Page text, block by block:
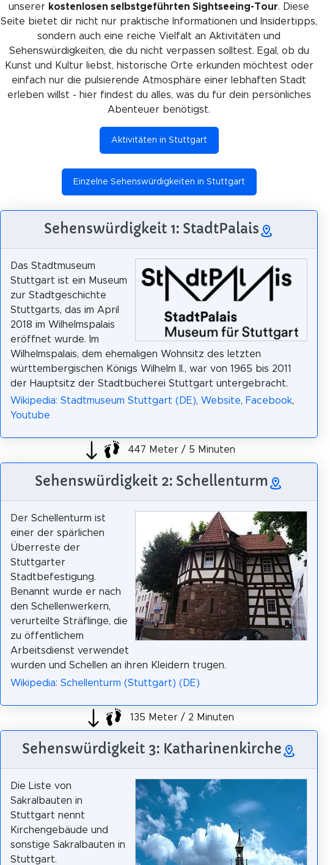
unserer kostenlosen selbstgeführten Sightseeing-Tour. Diese
Seite bietet dir nicht nur praktische Informationen und Insidertipps,
sondern auch eine reiche Vielfalt an Aktivitäten und
Sehenswürdigkeiten, die du nicht verpassen solltest. Egal, ob du
Kunst und Kultur liebst, historische Orte erkunden möchtest oder
einfach nur die pulsierende Atmosphäre einer lebhaften Stadt
erleben willst - hier findest du alles, was du für dein persönliches
Abenteuer benötigst.
Aktivitäten in Stuttgart
Einzelne Sehenswürdigkeiten in Stuttgart
Sehenswürdigkeit 1: StadtPalais
Das Stadtmuseum
Stuttgart ist ein Museum
zur Stadtgeschichte
Stuttgarts, das im April
2018 im Wilhelmspalais
eröffnet wurde. Im
Wilhelmspalais, dem ehemaligen Wohnsitz des letzten
württembergischen Königs Wilhelm II., war von 1965 bis 2011
der Hauptsitz der Stadtbücherei Stuttgart untergebracht.
Wikipedia: Stadtmuseum Stuttgart (DE), Website, Facebook,
Youtube
447 Meter / 5 Minuten
Sehenswürdigkeit 2: Schellenturm
Der Schellenturm ist
einer der spärlichen
Überreste der
Stuttgarter
Stadtbefestigung.
Benannt wurde er nach
den Schellenwerkern,
verurteilte Sträflinge, die
zu öffentlichem
Arbeitsdienst verwendet
wurden und Schellen an ihren Kleidern trugen.
Wikipedia: Schellenturm (Stuttgart) (DE)
135 Meter / 2 Minuten
Sehenswürdigkeit 3: Katharinenkirche
Die Liste von
Sakralbauten in
Stuttgart nennt
Kirchengebäude und
sonstige Sakralbauten in
Stuttgart.